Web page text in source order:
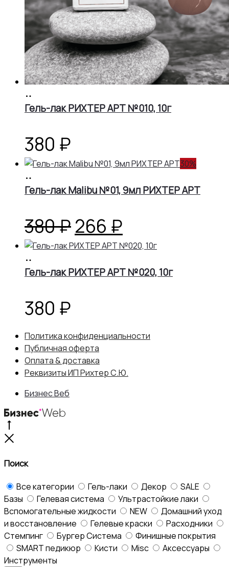
корзину
Гель-лак РИХТЕР АРТ №010, 10г
380 ₽
30%
корзину
Гель-лак Malibu №01, 9мл РИХТЕР АРТ
380₽Первоначальная
цена
составляла
266 ₽
цена:
266 ₽.
корзину
Гель-лак РИХТЕР АРТ №020, 10г
380 ₽
Политика конфиденциальности
Публичная оферта
Оплата & доставка
Реквизиты ИП Рихтер С.Ю.
Бизнес Веб
Поиск
Все категории Гель-лаки Декор
SALE
Базы
Гелевая система
Ультрастойкие лаки
Вспомогательные жидкости
NEW
Домашний уход
и восстановление
Гелевые краски
Расходники
Стемпинг
Бургер Система
Финишные покрытия
SMART педикюр
Кисти Misc
Аксессуары
Инструменты